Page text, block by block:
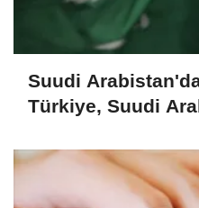
Suudi
Türkiye, Suudi